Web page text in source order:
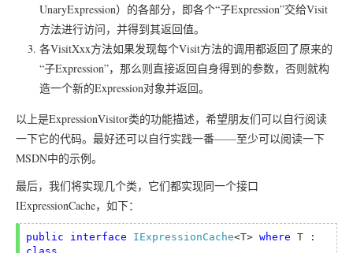
UnaryExpression）的各部分，即各个“子Expression”交给Visit
方法进行访问，并得到其返回值。
各VisitXxx方法如果发现每个Visit方法的调用都返回了原来的
“子Expression”，那么则直接返回自身得到的参数，否则就构
造一个新的Expression对象并返回。
以上是ExpressionVisitor类的功能描述，希望朋友们可以自行阅读
一下它的代码。最好还可以自行实践一番——至少可以阅读一下
MSDN中的示例。
最后，我们将实现几个类，它们都实现同一个接口
IExpressionCache，如下：
public interface IExpressionCache<T> where